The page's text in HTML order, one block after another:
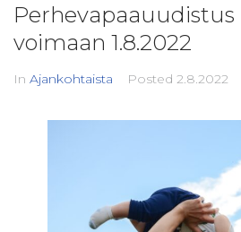
Perhevapaauudistus
voimaan 1.8.2022
In Ajankohtaista Posted 2.8.2022